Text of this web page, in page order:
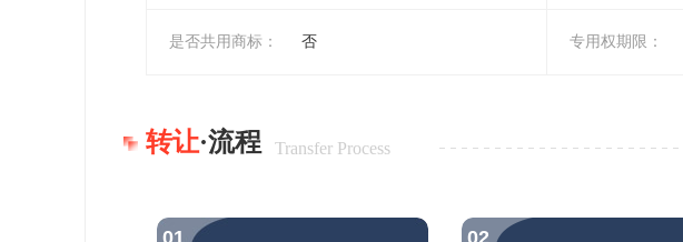
是否共用商标： 否 专用权期限：
转让·流程 Transfer Process